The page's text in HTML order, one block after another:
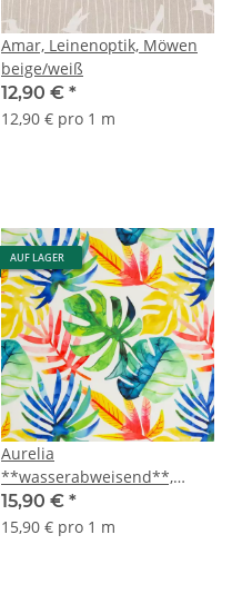
Amar, Leinenoptik, Möwen
beige/weiß
12,90 € *
12,90 € pro 1 m
AUF LAGER
Aurelia
**wasserabweisend**,
Outdoor-Canvas, große
Blätter, bunt/naturweiß
15,90 € *
15,90 € pro 1 m